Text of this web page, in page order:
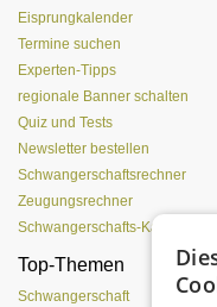
Eisprungkalender
Termine suchen
Experten-Tipps
regionale Banner schalten
Quiz und Tests
Newsletter bestellen
Schwangerschaftsrechner
Zeugungsrechner
Schwangerschafts-Kalender
Top-Themen
Schwangerschaft